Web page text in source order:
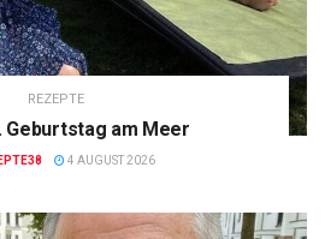
REZEPTE
Geburtstag am Meer
4 AUGUST 2026